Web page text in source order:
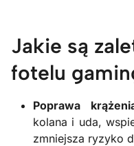
Jakie są
fotelu
Poprawa
kolana i uda,
zmniejsza ryzyko